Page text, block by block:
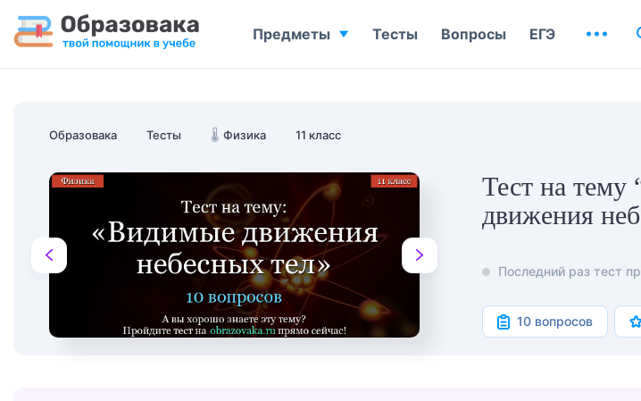
Образовака Тесты 🌡️ Физика 11 класс
Тест на
движения
Последний раз тест
10 вопросов
Предметы Тесты Вопросы ЕГЭ